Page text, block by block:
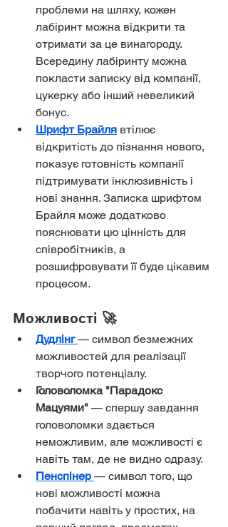
проблеми на шляху, кожен
лабіринт можна відкрити та
отримати за це винагороду.
Всередину лабіринту можна
покласти записку від компанії,
цукерку або інший невеликий
бонус.
Шрифт Брайля втілює
відкритість до пізнання нового,
показує готовність компанії
підтримувати інклюзивність і
нові знання. Записка шрифтом
Брайля може додатково
пояснювати цю цінність для
співробітників, а
розшифровувати її буде цікавим
процесом.
Можливості 🚀
Дудлінг — символ безмежних
можливостей для реалізації
творчого потенціалу.
Головоломка "Парадокс
Мацуями" — спершу завдання
головоломки здається
неможливим, але можливості є
навіть там, де не видно одразу.
Пенспінер — символ того, що
нові можливості можна
побачити навіть у простих, на